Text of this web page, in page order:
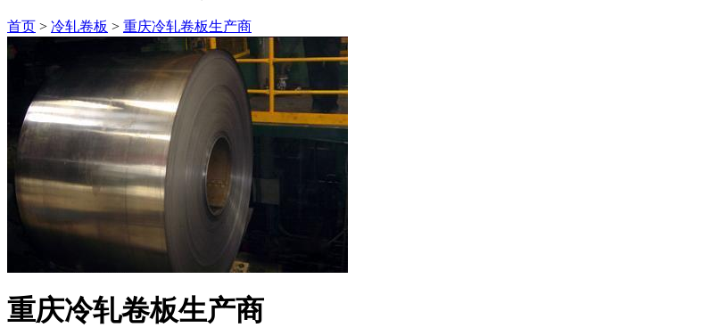
首页 > 冷轧卷板 > 重庆冷轧卷板生产商
重庆冷轧卷板生产商